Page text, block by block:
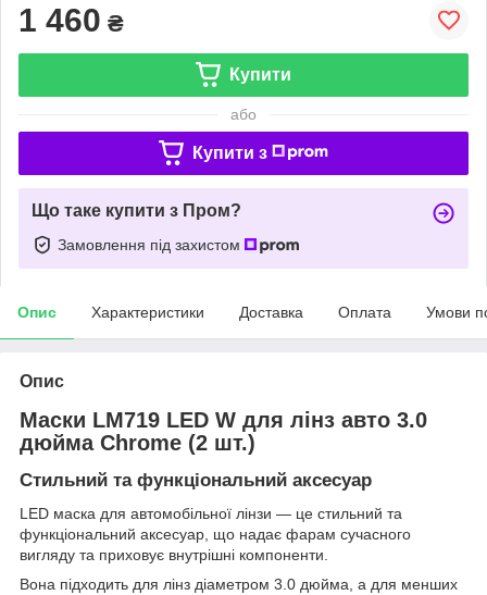
1 460 ₴
Купити
або
Купити з
Що таке купити з Пром?
Замовлення під захистом
Опис Характеристики Доставка Оплата Умови
Опис
Маски LM719 LED W для лінз авто 3.0
дюйма Chrome (2 шт.)
Стильний та функціональний аксесуар
LED маска для автомобільної лінзи — це стильний та
функціональний аксесуар, що надає фарам сучасного
вигляду та приховує внутрішні компоненти.
Вона підходить для лінз діаметром 3.0 дюйма, а для менших